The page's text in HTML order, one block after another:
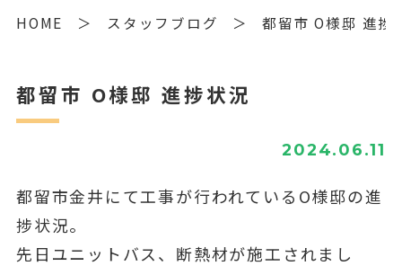
HOME スタッフブログ 都留市 O様邸 進捗
都留市 O様邸 進捗状況
2024.06.11
都留市金井にて工事が行われているO様邸の進
捗状況。
先日ユニットバス、断熱材が施工されまし